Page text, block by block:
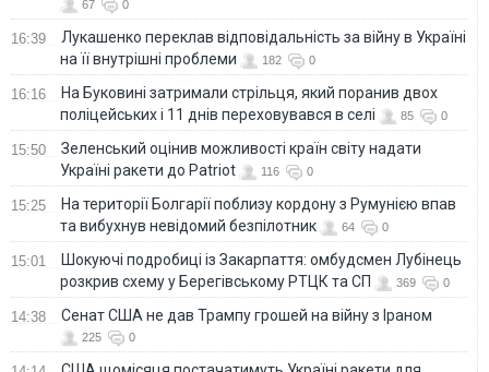
67 0
16:39
Лукашенко переклав відповідальність за війну в Україні
на її внутрішні проблеми
182 0
16:16
На Буковині затримали стрільця, який поранив двох
поліцейських і 11 днів переховувався в селі
85 0
15:50
Зеленський оцінив можливості країн світу надати
Україні ракети до Patriot
116 0
15:25
На території Болгарії поблизу кордону з Румунією впав
та вибухнув невідомий безпілотник
64 0
15:01
Шокуючі подробиці із Закарпаття: омбудсмен Лубінець
розкрив схему у Берегівському РТЦК та СП
369 0
14:38 Сенат США не дав Трампу грошей на війну з Іраном
225 0